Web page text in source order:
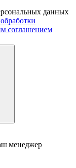
данных
соглашением
менеджер